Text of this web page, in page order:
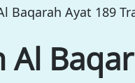
Baqarah Ayat 189
Al